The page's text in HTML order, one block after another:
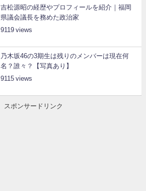
吉松源昭の経歴やプロフィールを紹介｜福岡
県議会議長を務めた政治家
9119
乃木坂46の3期生は残りのメンバーは現在何
名？誰々？【写真あり】
9115
スポンサードリンク